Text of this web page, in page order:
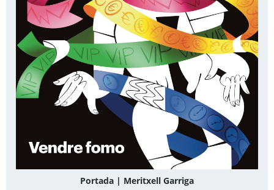
Portada | Meritxell Garriga